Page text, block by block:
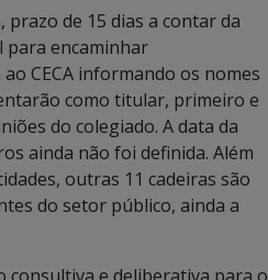
prazo de 15 dias a contar da
para encaminhar
CECA informando os nomes
como titular, primeiro e
do colegiado. A data da
ainda não foi definida. Além
outras 11 cadeiras são
do setor público, ainda a